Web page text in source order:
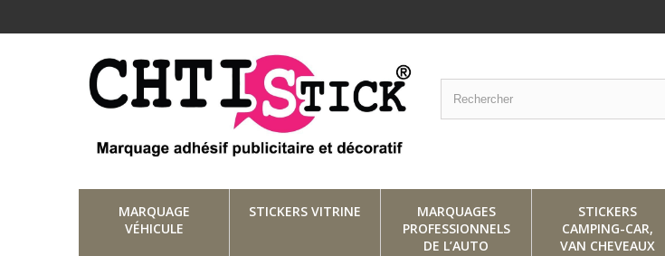
MARQUAGE
VÉHICULE
STICKERS VITRINE
MARQUAGES
PROFESSIONNELS
DE L’AUTO
STICKERS
CAMPING-CAR,
VAN CHEVEAUX